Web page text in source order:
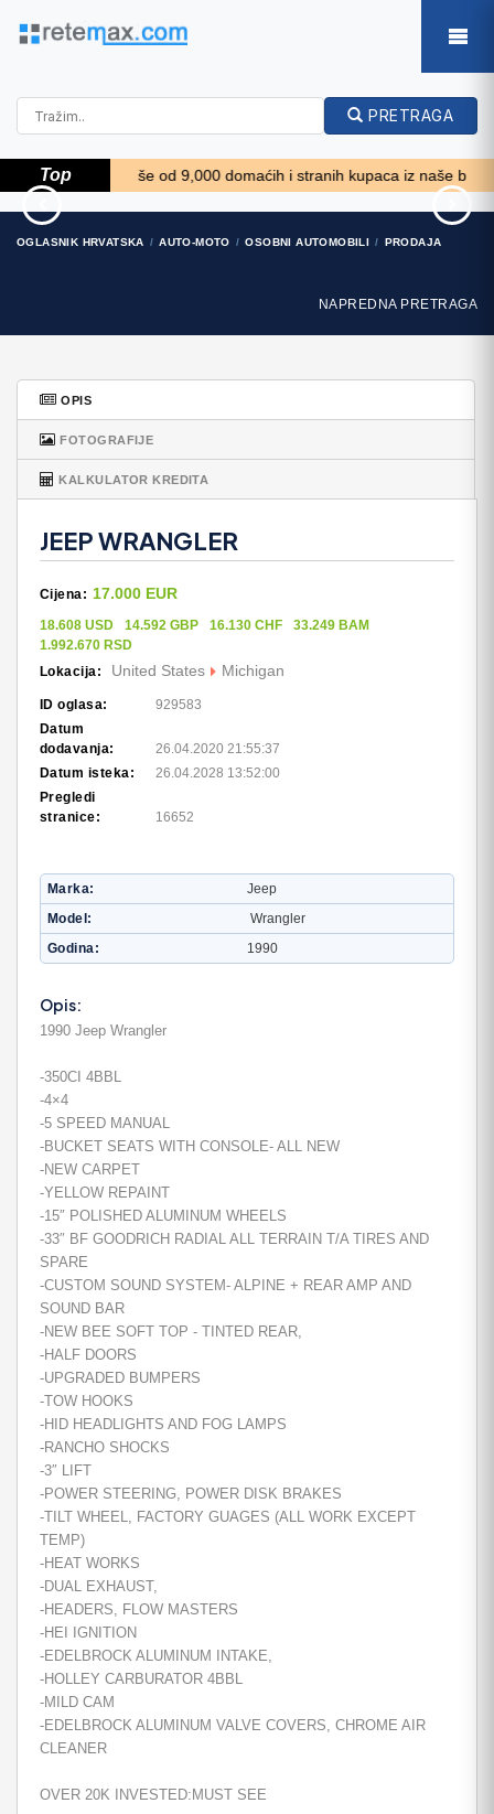
PRETRAGA
Top Više od 9,000 domaćih i stranih kupaca iz naše baze
9.350 EUR 7.250 EUR
OGLASNIK HRVATSKA AUTO-MOTO OSOBNI AUTOMOBILI PRODAJA
NAPREDNA PRETRAGA
OPIS
FOTOGRAFIJE
KALKULATOR KREDITA
JEEP WRANGLER
Cijena: 17.000 EUR
18.608 USD 14.592 GBP 16.130 CHF
33.249 BAM
1.992.670 RSD
Lokacija:
United States Michigan
ID oglasa:
929583
Datum
dodavanja:
26.04.2020 21:55:37
Datum isteka:
26.04.2028 13:52:00
Pregledi
stranice:
16652
Marka
Jeep
Model
Wrangler
Godina
1990
Opis:
1990 Jeep Wrangler
-350CI 4BBL
-4×4
-5 SPEED MANUAL
-BUCKET SEATS WITH CONSOLE- ALL NEW
-NEW CARPET
-YELLOW REPAINT
-15″ POLISHED ALUMINUM WHEELS
-33″ BF GOODRICH RADIAL ALL TERRAIN T/A TIRES AND
SPARE
-CUSTOM SOUND SYSTEM- ALPINE + REAR AMP AND
SOUND BAR
-NEW BEE SOFT TOP - TINTED REAR,
-HALF DOORS
-UPGRADED BUMPERS
-TOW HOOKS
-HID HEADLIGHTS AND FOG LAMPS
-RANCHO SHOCKS
-3″ LIFT
-POWER STEERING, POWER DISK BRAKES
-TILT WHEEL, FACTORY GUAGES (ALL WORK EXCEPT
TEMP)
-HEAT WORKS
-DUAL EXHAUST,
-HEADERS, FLOW MASTERS
-HEI IGNITION
-EDELBROCK ALUMINUM INTAKE,
-HOLLEY CARBURATOR 4BBL
-MILD CAM
-EDELBROCK ALUMINUM VALVE COVERS, CHROME AIR
CLEANER
OVER 20K INVESTED:MUST SEE